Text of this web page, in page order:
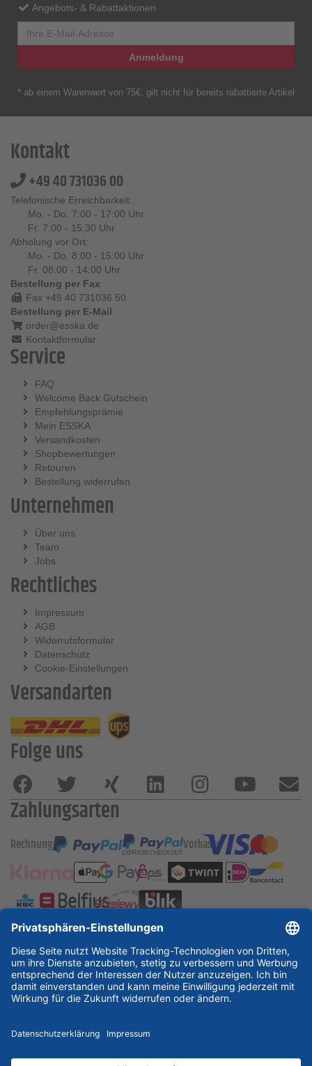
Angebots- & Rabattaktionen
Anmeldung
* ab einem Warenwert von 75€, gilt nicht für bereits rabattierte Artikel
Kontakt
+49 40 731036 00
Telefonische Erreichbarkeit:
Mo. - Do. 7:00 - 17:00 Uhr
Fr. 7:00 - 15:30 Uhr
Abholung vor Ort:
Mo. - Do. 8:00 - 15:00 Uhr
Fr. 08:00 - 14:00 Uhr
Bestellung per Fax
Fax +49 40 731036 50
Bestellung per E-Mail
order@esska.de
Kontaktformular
Service
FAQ
Welcome Back Gutschein
Empfehlungsprämie
Mein ESSKA
Versandkosten
Shopbewertungen
Retouren
Bestellung widerrufen
Unternehmen
Über uns
Team
Jobs
Rechtliches
Impressum
AGB
Widerrufsformular
Datenschutz
Cookie-Einstellungen
Versandarten
Folge uns
Zahlungsarten
Rechnung Vorkasse
ESSKA International
new
new new